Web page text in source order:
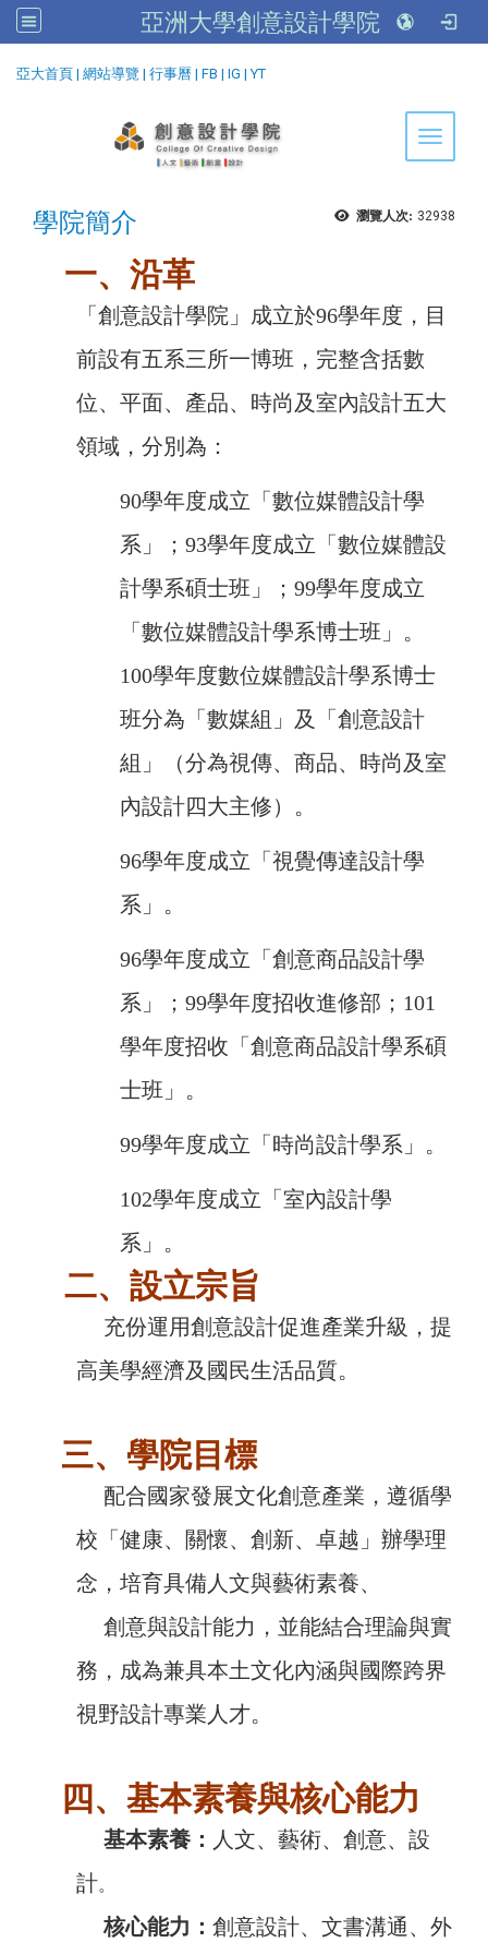
亞洲大學創意設計學院
亞大首頁 | 網站導覽 | 行事曆 | FB | IG | YT
Toggle
瀏覽人次: 32938
學院簡介
一、沿革
「創意設計學院」成立於96學年度，目
前設有五系三所一博班，完整含括數
位、平面、產品、時尚及室內設計五大
領域，分別為：
90學年度成立「數位媒體設計學
系」；93學年度成立「數位媒體設
計學系碩士班」；99學年度成立
「數位媒體設計學系博士班」。
100學年度數位媒體設計學系博士
班分為「數媒組」及「創意設計
組」（分為視傳、商品、時尚及室
內設計四大主修）。
96學年度成立「視覺傳達設計學
系」。
96學年度成立「創意商品設計學
系」；99學年度招收進修部；101
學年度招收「創意商品設計學系碩
士班」。
99學年度成立「時尚設計學系」。
102學年度成立「室內設計學
系」。
二、設立宗旨
充份運用創意設計促進產業升級，提
高美學經濟及國民生活品質。
三、學院目標
配合國家發展文化創意產業，遵循學
校「健康、關懷、創新、卓越」辦學理
念，培育具備人文與藝術素養、
創意與設計能力，並能結合理論與實
務，成為兼具本土文化內涵與國際跨界
視野設計專業人才。
四、基本素養與核心能力
基本素養： 人文、藝術、創意、設
計。
核心能力： 創意設計、 文書溝通、 外